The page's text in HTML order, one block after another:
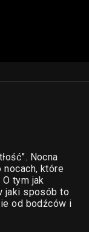
Nocna
nocach, które
tym jak
jaki sposób to
od bodźców i